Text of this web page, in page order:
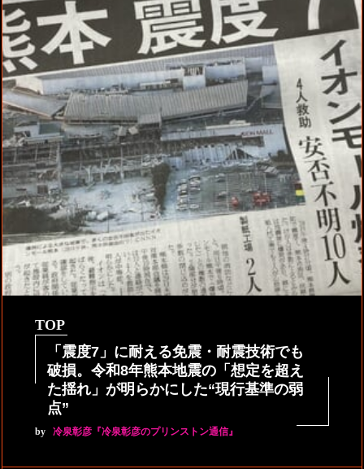
TOP
「震度7」に耐える免震・耐震技術でも
破損。令和8年熊本地震の「想定を超え
た揺れ」が明らかにした“現行基準の弱
点”
by 冷泉彰彦『冷泉彰彦のプリンストン通信』